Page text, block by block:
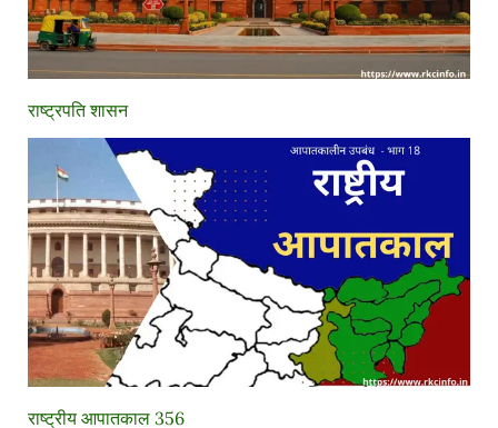
राष्ट्रपति शासन
राष्ट्रीय आपातकाल 356